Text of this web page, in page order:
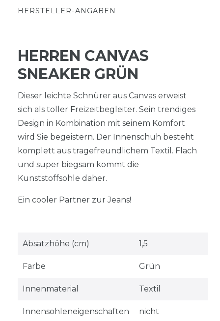
HERSTELLER-ANGABEN
HERREN CANVAS
SNEAKER GRÜN
Dieser leichte Schnürer aus Canvas erweist
sich als toller Freizeitbegleiter. Sein trendiges
Design in Kombination mit seinem Komfort
wird Sie begeistern. Der Innenschuh besteht
komplett aus tragefreundlichem Textil. Flach
und super biegsam kommt die
Kunststoffsohle daher.
Ein cooler Partner zur Jeans!
Absatzhöhe (cm) 1,5
Farbe Grün
Innenmaterial Textil
Innensohleneigenschaften
nicht